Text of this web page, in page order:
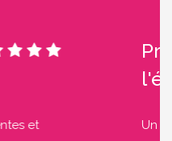
nos attentes et